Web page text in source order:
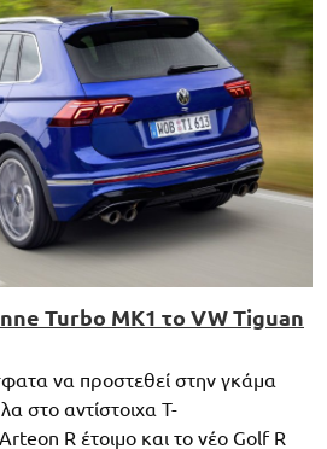
Turbo MK1 το VW Tiguan
να προστεθεί στην γκάμα
στο αντίστοιχα T-
R έτοιμο και το νέο Golf R